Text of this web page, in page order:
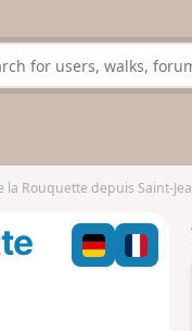
la Rouquette depuis Saint-